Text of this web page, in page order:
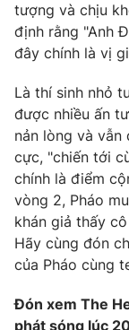
® Cấm sao chép
thuận bằng văn
thông tin từ
tượng và chịu
định rằng "Anh
đây chính là vị
Là thí sinh nhỏ
được nhiều ấn
nản lòng và vẫn
cực, "chiến tới
chính là điểm
vòng 2, Pháo
khán giả thấy cô
Hãy cùng đón
của Pháo cùng
Đón xem The
phát sóng lúc